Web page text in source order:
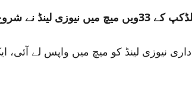
کی شراکت داری نیوزی لینڈ کو میچ میں